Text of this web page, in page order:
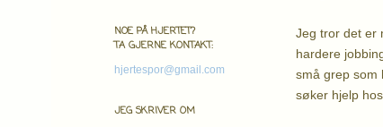
Jeg tror det er
hardere
små grep som
søker hjelp
NOE PÅ HJERTET?
TA GJERNE KONTAKT:
hjertespor@gmail.com
JEG SKRIVER OM